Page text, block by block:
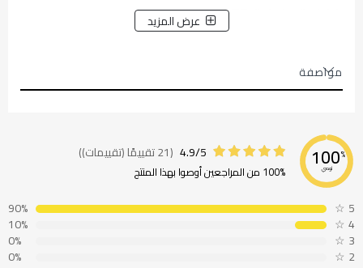
للحصول على رؤية واضحة و إضاءة طويلة الأمد
مما يمنحك القدرة على غلق باب الفريزر وإبقائه آمنًا بعيدًا عن متناول
الأطفال
عرض المزيد
مواصفة
100%
نوصي
4.9/5 (21 تقييمًا (تقييمات))
100% من المراجعين أوصوا بهذا المنتج
5
☆
90%
4
☆
10%
3
☆
0%
2
☆
0%